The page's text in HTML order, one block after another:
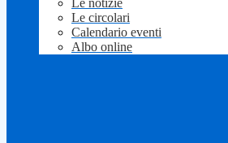
Le notizie
Le circolari
Calendario eventi
Albo online